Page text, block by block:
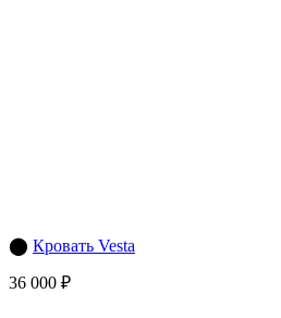
⬤ Кровать Vesta
36 000 ₽